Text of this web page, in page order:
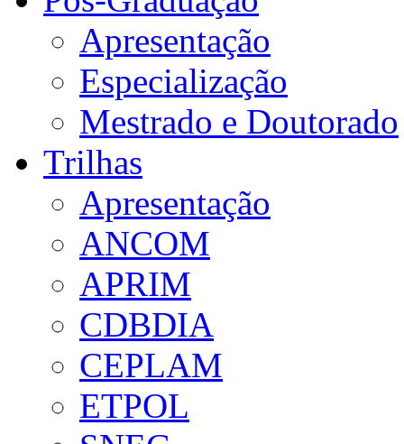
Apresentação
Especialização
Mestrado e Doutorado
Trilhas
Apresentação
ANCOM
APRIM
CDBDIA
CEPLAM
ETPOL